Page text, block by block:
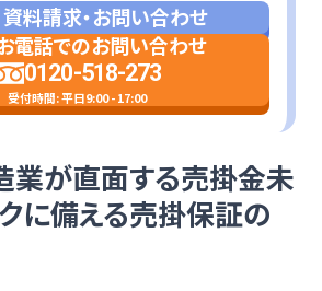
資料請求・お問い合わせ
電話でのお問い合わせ
0120-518-273
受付時間: 平日9:00 - 17:00
業が直面する売掛金未
に備える売掛保証の